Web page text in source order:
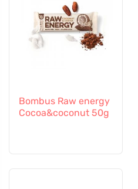
Bombus Raw energy
Cocoa&coconut 50g